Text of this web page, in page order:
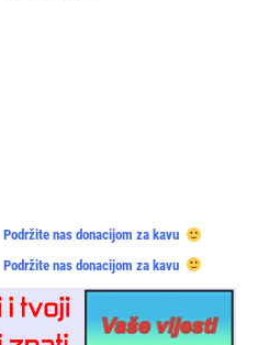
Podržite nas donacijom za kavu
Podržite nas donacijom za kavu